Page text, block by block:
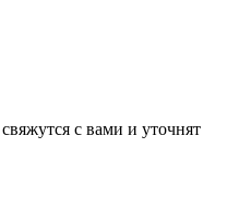
с вами и уточнят